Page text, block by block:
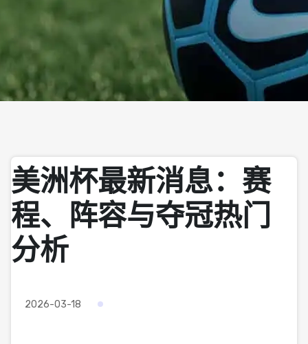
美洲杯最新消息：赛
程、阵容与夺冠热门
分析
2026-03-18